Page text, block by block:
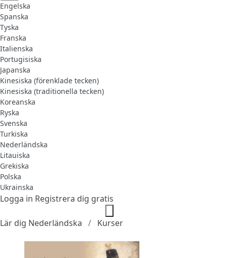
Engelska
Spanska
Tyska
Franska
Italienska
Portugisiska
Japanska
Kinesiska (förenklade tecken)
Kinesiska (traditionella tecken)
Koreanska
Ryska
Svenska
Turkiska
Nederländska
Litauiska
Grekiska
Polska
Ukrainska
Logga in Registrera dig gratis
Lär dig Nederländska Kurser